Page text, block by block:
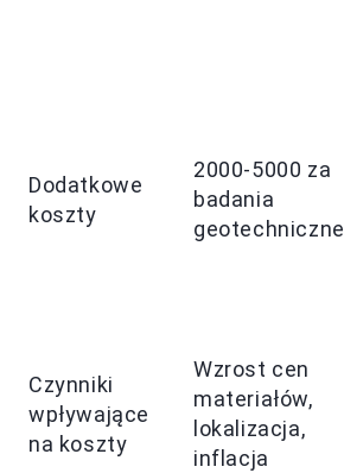
Dodatkowe
koszty
2000-5000 za
badania
geotechniczne
Czynniki
wpływające
na koszty
Wzrost cen
materiałów,
lokalizacja,
inflacja